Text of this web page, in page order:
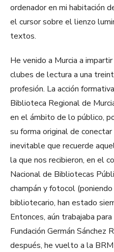
ordenador en mi habitación
el cursor sobre el lienzo
textos.
He venido a Murcia a
clubes de lectura a una
profesión. La acción
Biblioteca Regional de
en el ámbito de lo público,
su forma original de
inevitable que recuerde
la que nos recibieron, en el
Nacional de Bibliotecas
champán y fotocol
bibliotecario, han estado
Entonces, aún trabajaba
Fundación Germán Sánchez
después, he vuelto a la